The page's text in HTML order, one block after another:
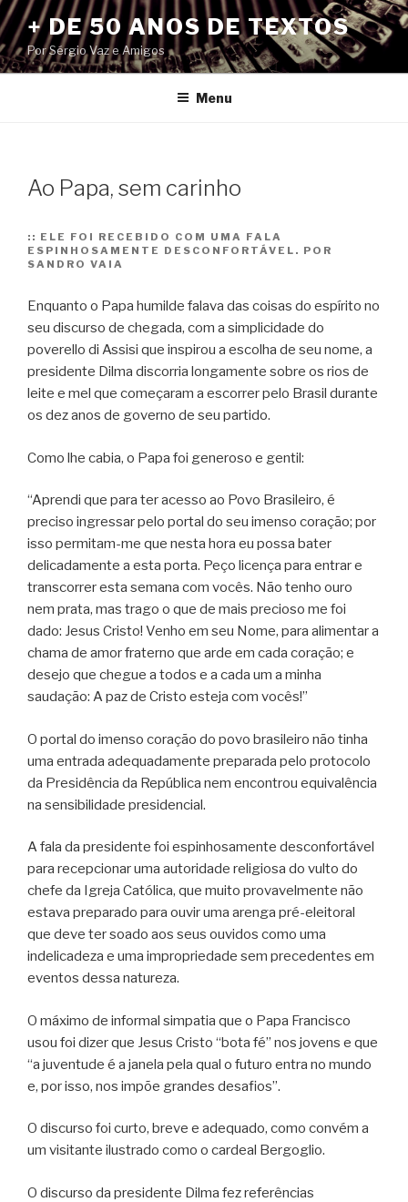
Pular
para
o
conteúdo
+ DE 50 ANOS DE TEXTOS
Por Sérgio Vaz e Amigos
Menu
Ao Papa, sem carinho
:: ELE FOI RECEBIDO COM UMA FALA
ESPINHOSAMENTE DESCONFORTÁVEL. POR
SANDRO VAIA
Enquanto o Papa humilde falava das coisas do espírito no
seu discurso de chegada, com a simplicidade do
poverello di Assisi que inspirou a escolha de seu nome, a
presidente Dilma discorria longamente sobre os rios de
leite e mel que começaram a escorrer pelo Brasil durante
os dez anos de governo de seu partido.
Como lhe cabia, o Papa foi generoso e gentil:
“Aprendi que para ter acesso ao Povo Brasileiro, é
preciso ingressar pelo portal do seu imenso coração; por
isso permitam-me que nesta hora eu possa bater
delicadamente a esta porta. Peço licença para entrar e
transcorrer esta semana com vocês. Não tenho ouro
nem prata, mas trago o que de mais precioso me foi
dado: Jesus Cristo! Venho em seu Nome, para alimentar a
chama de amor fraterno que arde em cada coração; e
desejo que chegue a todos e a cada um a minha
saudação: A paz de Cristo esteja com vocês!”
O portal do imenso coração do povo brasileiro não tinha
uma entrada adequadamente preparada pelo protocolo
da Presidência da República nem encontrou equivalência
na sensibilidade presidencial.
A fala da presidente foi espinhosamente desconfortável
para recepcionar uma autoridade religiosa do vulto do
chefe da Igreja Católica, que muito provavelmente não
estava preparado para ouvir uma arenga pré-eleitoral
que deve ter soado aos seus ouvidos como uma
indelicadeza e uma impropriedade sem precedentes em
eventos dessa natureza.
O máximo de informal simpatia que o Papa Francisco
usou foi dizer que Jesus Cristo “bota fé” nos jovens e que
“a juventude é a janela pela qual o futuro entra no mundo
e, por isso, nos impõe grandes desafios”.
O discurso foi curto, breve e adequado, como convém a
um visitante ilustrado como o cardeal Bergoglio.
O discurso da presidente Dilma fez referências